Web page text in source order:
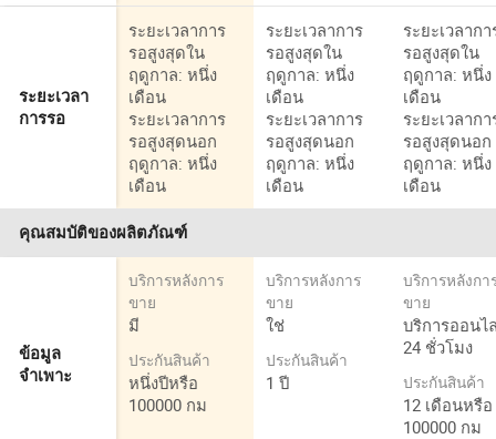
ระยะเวลา
การรอ
ระยะเวลาการ
รอสูงสุดใน
ฤดูกาล: หนึ่ง
เดือน
ระยะเวลาการ
รอสูงสุดนอก
ฤดูกาล: หนึ่ง
เดือน
ระยะเวลาการ
รอสูงสุดใน
ฤดูกาล: หนึ่ง
เดือน
ระยะเวลาการ
รอสูงสุดนอก
ฤดูกาล: หนึ่ง
เดือน
ระยะเวลากา
รอสูงสุดใน
ฤดูกาล: หนึ่ง
เดือน
ระยะเวลากา
รอสูงสุดนอก
ฤดูกาล: หนึ่ง
เดือน
คุณสมบัติของผลิตภัณฑ์
ข้อมูล
จำเพาะ
บริการหลังการ
ขาย
มี
ประกันสินค้า
หนึ่งปีหรือ
100000 กม
บริการหลังการ
ขาย
ใช่
ประกันสินค้า
1 ปี
บริการหลังกา
ขาย
บริการออนไ
24 ชั่วโมง
ประกันสินค้า
12 เดือนหรือ
100000 กม